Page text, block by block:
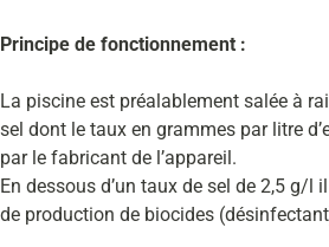
Principe de fonctionnement :
La piscine est préalablement salée à
sel dont le taux en grammes par litre
par le fabricant de l’appareil.
En dessous d’un taux de sel de 2,5 g/l
de production de biocides